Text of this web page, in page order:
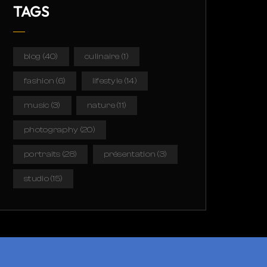
TAGS
blog (40) culinaire (1)
fashion (6) lifestyle (14)
music (3) nature(11)
photography (20)
portraits (28) présentation (3)
studio(15)